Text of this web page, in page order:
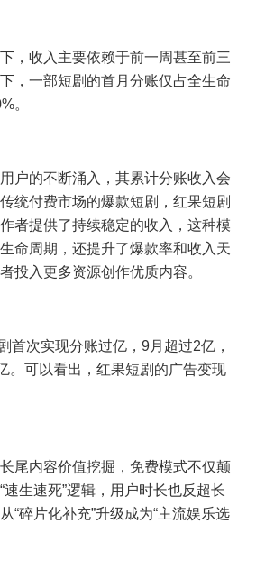
，收入主要依赖于前一周甚至前三
，一部短剧的首月分账仅占全生命
。
户的不断涌入，其累计分账收入会
统付费市场的爆款短剧，红果短剧
者提供了持续稳定的收入，这种模
命周期，还提升了爆款率和收入天
投入更多资源创作优质内容。
首次实现分账过亿，9月超过2亿，
。可以看出，红果短剧的广告变现
尾内容价值挖掘，免费模式不仅颠
生速死”逻辑，用户时长也反超长
“碎片化补充”升级成为“主流娱乐选